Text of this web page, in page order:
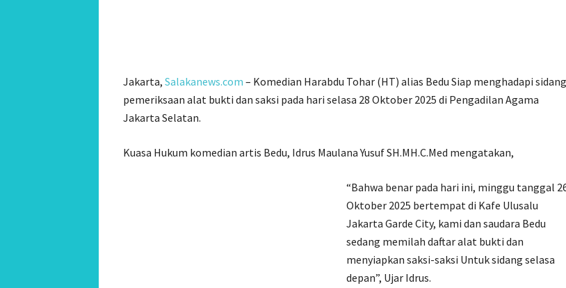
Jakarta, Salakanews.com – Komedian Harabdu Tohar (HT) alias Bedu Siap menghadapi sidang
pemeriksaan alat bukti dan saksi pada hari selasa 28 Oktober 2025 di Pengadilan Agama
Jakarta Selatan.
Kuasa Hukum komedian artis Bedu, Idrus Maulana Yusuf SH.MH.C.Med mengatakan,
“Bahwa benar pada hari ini, minggu tanggal
Oktober 2025 bertempat di Kafe Ulusalu
Jakarta Garde City, kami dan saudara Bedu
sedang memilah daftar alat bukti dan
menyiapkan saksi-saksi Untuk sidang selasa
depan”, Ujar Idrus.